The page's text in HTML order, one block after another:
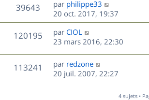
e
s
n
i
e
r
m
e
s
s
39643V
u
e
D
e
r
n
i
e
r
m
par philippe33
20 oct. 2017, 19:37
120195V
u
D
e
n
i
par CIOL
23 mars 2016, 22:30
113241
D
e
par redzone
20 juil. 2007, 22:27
4 sujets •